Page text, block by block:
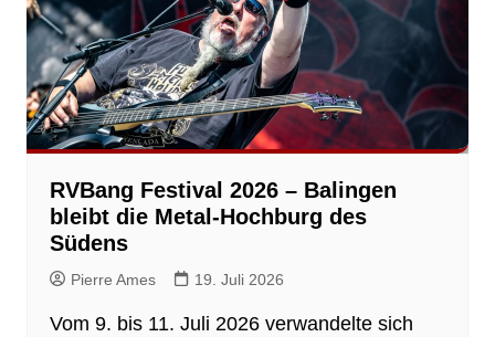
RVBang Festival 2026 – Balingen
bleibt die Metal-Hochburg des
Südens
Pierre Ames 19. Juli 2026
Vom 9. bis 11. Juli 2026 verwandelte sich